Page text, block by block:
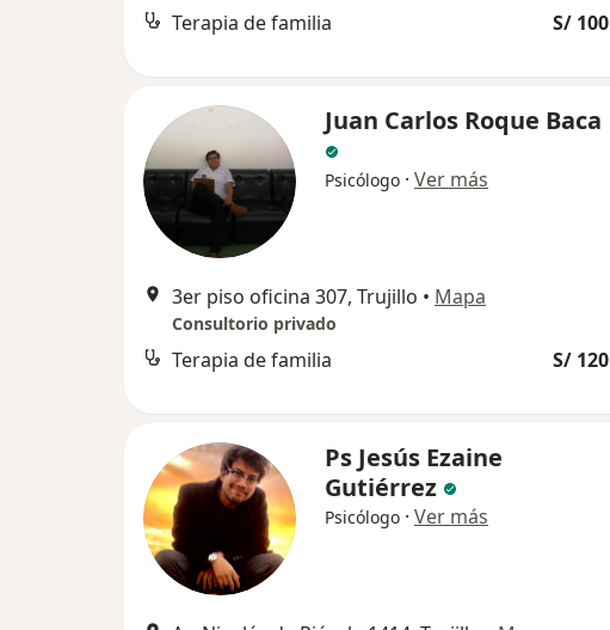
Terapia de familia S/ 100
Juan Carlos Roque Baca
Psicólogo · Ver más
3er piso oficina 307, Trujillo • Mapa
Consultorio privado
Terapia de familia S/ 120
Ps Jesús Ezaine
Gutiérrez
Psicólogo · Ver más